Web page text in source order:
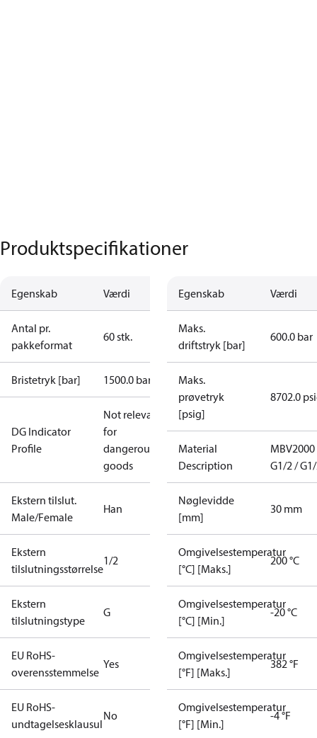
Produktspecifikationer
Egenskab Værdi
Antal pr.
pakkeformat
60 stk.
Bristetryk [bar] 1500.0 bar
DG Indicator
Profile
Not relevant
for
dangerous
goods
Ekstern tilslut.
Male/Female
Han
Ekstern
tilslutningsstørrelse
1/2
Ekstern
tilslutningstype
G
EU RoHS-
overensstemmelse
Yes
EU RoHS-
undtagelsesklausul
No
Egenskab Værdi
Maks.
driftstryk [bar]
600.0 bar
Maks.
prøvetryk
[psig]
8702.0
Material
Description
MBV2000
G1/2 /
Nøglevidde
[mm]
30 mm
Omgivelsestemperatur
[°C] [Maks.]
200 °C
Omgivelsestemperatur
[°C] [Min.]
-20 °C
Omgivelsestemperatur
[°F] [Maks.]
382 °F
Omgivelsestemperatur
[°F] [Min.]
-4 °F